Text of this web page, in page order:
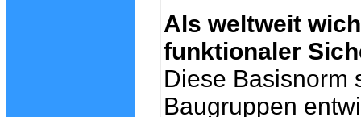
Als weltweit
funktionaler
Diese Basisnorm
Baugruppen